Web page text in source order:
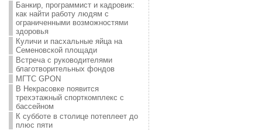
Банкир, программист и кадровик:
как найти работу людям с
ограниченными возможностями
здоровья
Куличи и пасхальные яйца на
Семеновской площади
Встреча с руководителями
благотворительных фондов
МГТС GPON
В Некрасовке появится
трехэтажный спорткомплекс с
бассейном
К субботе в столице потеплеет до
плюс пяти